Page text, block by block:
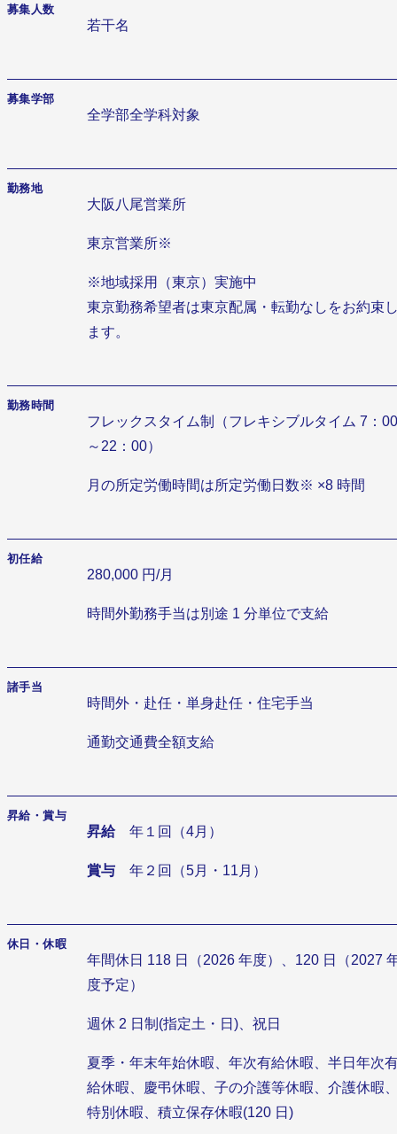
募集人数
若干名
募集学部
全学部全学科対象
勤務地
大阪八尾営業所
東京営業所※
※地域採用（東京）実施中
東京勤務希望者は東京配属・転勤なしをお約束
ます。
勤務時間
フレックスタイム制（フレキシブルタイム 7：00
～22：00）
月の所定労働時間は所定労働日数※ ×8 時間
初任給
280,000 円/月
時間外勤務手当は別途 1 分単位で支給
諸手当
時間外・赴任・単身赴任・住宅手当
通勤交通費全額支給
昇給・賞与
昇給 年１回（4月）
賞与 年２回（5月・11月）
休日・休暇
年間休日 118 日（2026 年度）、120 日（2027
度予定）
週休 2 日制(指定土・日)、祝日
夏季・年末年始休暇、年次有給休暇、半日年次
給休暇、慶弔休暇、子の介護等休暇、介護休暇
特別休暇、積立保存休暇(120 日)